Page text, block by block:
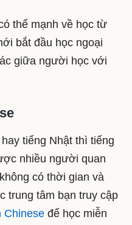
thế mạnh về học từ
bắt đầu học ngoại
giữa người học với
tiếng Nhật thì tiếng
nhiều người quan
có thời gian và
trung tâm bạn truy cập
Chinese để học miễn